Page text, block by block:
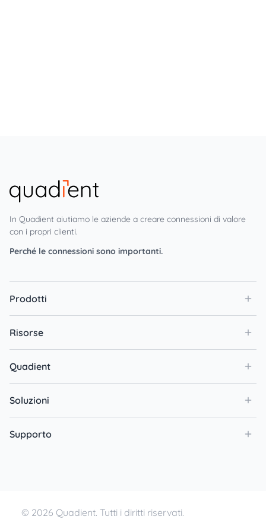
In Quadient aiutiamo le aziende a creare connessioni di valore
con i propri clienti.
Perché le connessioni sono importanti.
Prodotti
Risorse
Quadient
Soluzioni
Supporto
© 2026 Quadient. Tutti i diritti riservati.